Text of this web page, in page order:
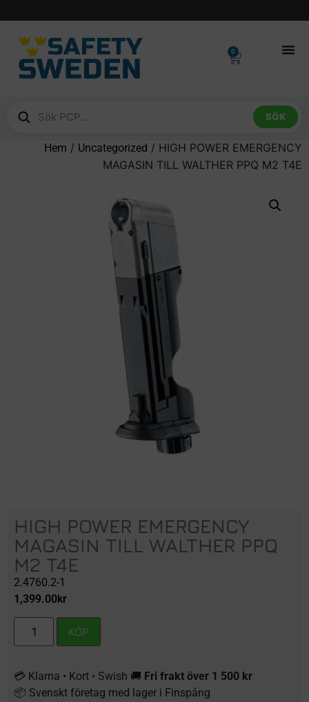
0
SÖK
Hem / Uncategorized / HIGH POWER EMERGENCY
MAGASIN TILL WALTHER PPQ M2 T4E
HIGH POWER EMERGENCY
MAGASIN TILL WALTHER PPQ
M2 T4E
2.4760.2-1
1,399.00kr
KÖP
💳 Klarna • Kort • Swish 🚚 Fri frakt över 1 500 kr
📦 Svenskt företag med lager i Finspång